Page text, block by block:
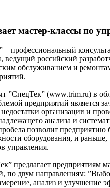
мастер-классы по
профессиональный
российский
обслуживанием и
”СпецТек” (www.trim.ru) в
предприятий является
организации и
анализа и
позволит
оборудования, и
управления.
предлагает предприятиям
по двум направлениям:
анализ и улучшение